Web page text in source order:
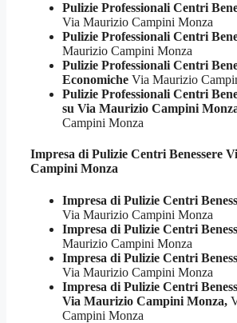
Pulizie Professionali Centri
Via Maurizio Campini Monza
Pulizie Professionali Centri
Maurizio Campini Monza
Pulizie Professionali Centri
Economiche Via Maurizio
Pulizie Professionali Centri
su Via Maurizio Campini
Campini Monza
Impresa di Pulizie Centri Benessere
Campini Monza
Impresa di Pulizie Centri
Via Maurizio Campini Monza
Impresa di Pulizie Centri
Maurizio Campini Monza
Impresa di Pulizie Centri
Via Maurizio Campini Monza
Impresa di Pulizie Centri
Via Maurizio Campini Monza,
Campini Monza